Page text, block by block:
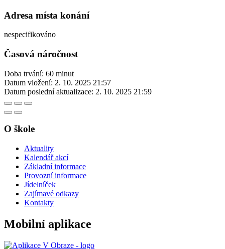
Adresa místa konání
nespecifikováno
Časová náročnost
Doba trvání: 60 minut
Datum vložení: 2. 10. 2025 21:57
Datum poslední aktualizace: 2. 10. 2025 21:59
O škole
Aktuality
Kalendář akcí
Základní informace
Provozní informace
Jídelníček
Zajímavé odkazy
Kontakty
Mobilní aplikace